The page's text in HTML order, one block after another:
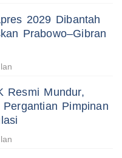
2029 Dibantah
Prabowo–Gibran
Resmi Mundur,
Pimpinan